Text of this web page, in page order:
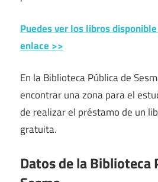
Puedes ver los libros
enlace >>
En la Biblioteca Pública de
encontrar una zona para el
de realizar el préstamo de un
gratuita.
Datos de la Biblioteca